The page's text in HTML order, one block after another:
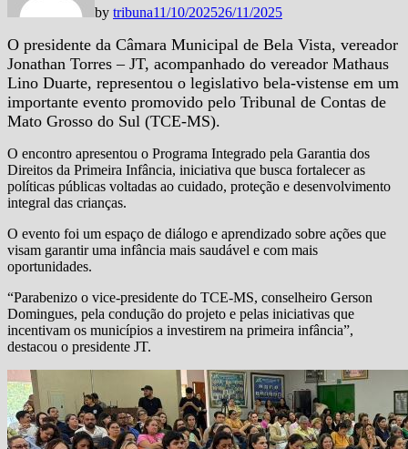
by tribuna11/10/202526/11/2025
O presidente da Câmara Municipal de Bela Vista, vereador
Jonathan Torres – JT, acompanhado do vereador Mathaus
Lino Duarte, representou o legislativo bela-vistense em um
importante evento promovido pelo Tribunal de Contas de
Mato Grosso do Sul (TCE-MS).
O encontro apresentou o Programa Integrado pela Garantia dos
Direitos da Primeira Infância, iniciativa que busca fortalecer as
políticas públicas voltadas ao cuidado, proteção e desenvolvimento
integral das crianças.
O evento foi um espaço de diálogo e aprendizado sobre ações que
visam garantir uma infância mais saudável e com mais
oportunidades.
“Parabenizo o vice-presidente do TCE-MS, conselheiro Gerson
Domingues, pela condução do projeto e pelas iniciativas que
incentivam os municípios a investirem na primeira infância”,
destacou o presidente JT.